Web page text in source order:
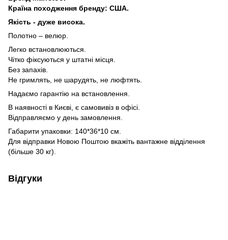
Країна походження бренду: США.
Якість - дуже висока.
Полотно – велюр.
Легко встановлюються.
Чітко фіксуються у штатні місця.
Без запахів.
Не гримлять, не шарудять, не люфтять.
Надаємо гарантію на встановлення.
В наявності в Києві, є самовивіз в офісі.
Відправляємо у день замовлення.
Габарити упаковки: 140*36*10 см.
Для відправки Новою Поштою вкажіть вантажне відділення
(більше 30 кг).
Відгуки